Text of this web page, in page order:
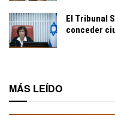
El Tribunal
conceder
MÁS LEÍDO